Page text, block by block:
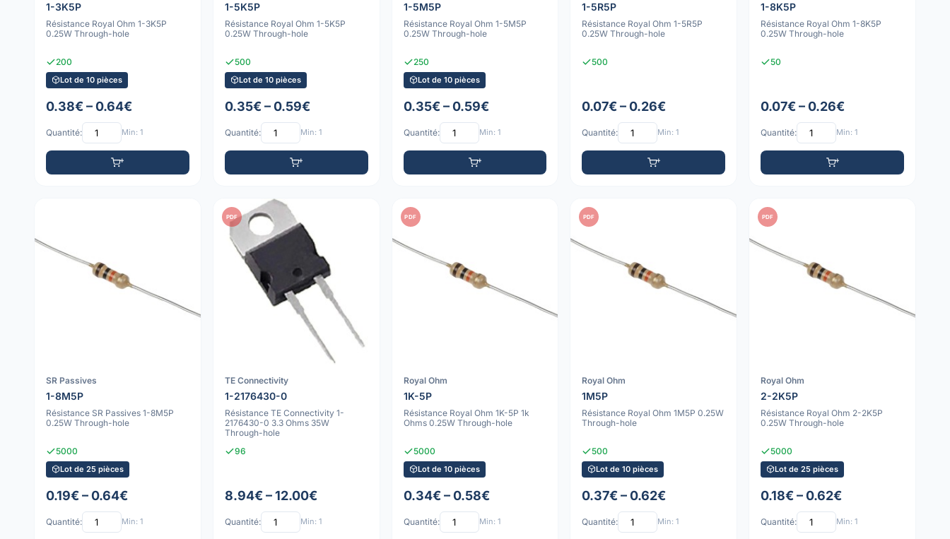
1-3K5P
Résistance Royal Ohm 1-3K5P
0.25W Through-hole
200
Lot de 10 pièces
0.38€ – 0.64€
Quantité: Min: 1
1-5K5P
Résistance Royal Ohm 1-5K5P
0.25W Through-hole
500
Lot de 10 pièces
0.35€ – 0.59€
Quantité: Min: 1
1-5M5P
Résistance Royal Ohm 1-5M5P
0.25W Through-hole
250
Lot de 10 pièces
0.35€ – 0.59€
Quantité: Min: 1
1-5R5P
Résistance Royal Ohm 1-5R5P
0.25W Through-hole
500
0.07€ – 0.26€
Quantité: Min: 1
1-8K5P
Résistance Royal Ohm 1-8K5P
0.25W Through-hole
50
0.07€ – 0.26€
Quantité: Min: 1
SR Passives
1-8M5P
Résistance SR Passives 1-8M5P
0.25W Through-hole
5000
Lot de 25 pièces
0.19€ – 0.64€
Quantité: Min: 1
PDF
TE Connectivity
1-2176430-0
Résistance TE Connectivity 1-
2176430-0 3.3 Ohms 35W
Through-hole
96
8.94€ – 12.00€
Quantité: Min: 1
PDF
Royal Ohm
1K-5P
Résistance Royal Ohm 1K-5P 1k
Ohms 0.25W Through-hole
5000
Lot de 10 pièces
0.34€ – 0.58€
Quantité: Min: 1
PDF
Royal Ohm
1M5P
Résistance Royal Ohm 1M5P 0.25W
Through-hole
500
Lot de 10 pièces
0.37€ – 0.62€
Quantité: Min: 1
PDF
Royal Ohm
2-2K5P
Résistance Royal Ohm 2-2K5P
0.25W Through-hole
5000
Lot de 25 pièces
0.18€ – 0.62€
Quantité: Min: 1